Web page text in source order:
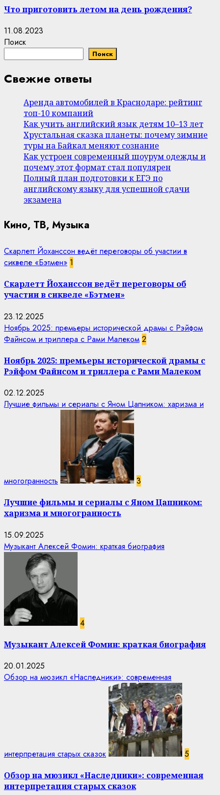
Что приготовить летом на день рождения?
11.08.2023
Поиск
Поиск
Свежие ответы
Аренда автомобилей в Краснодаре: рейтинг
топ-10 компаний
Как учить английский язык детям 10–13 лет
Хрустальная сказка планеты: почему зимние
туры на Байкал меняют сознание
Как устроен современный шоурум одежды и
почему этот формат стал популярен
Полный план подготовки к ЕГЭ по
английскому языку для успешной сдачи
экзамена
Кино, ТВ, Музыка
Скарлетт Йоханссон ведёт переговоры об участии в
сиквеле «Бэтмен» 1
Скарлетт Йоханссон ведёт переговоры об
участии в сиквеле «Бэтмен»
23.12.2025
Ноябрь 2025: премьеры исторической драмы с Рэйфом
Файнсом и триллера с Рами Малеком 2
Ноябрь 2025: премьеры исторической драмы с
Рэйфом Файнсом и триллера с Рами Малеком
02.12.2025
Лучшие фильмы и сериалы с Яном Цапником: харизма и
многогранность 3
Лучшие фильмы и сериалы с Яном Цапником:
харизма и многогранность
15.09.2025
Музыкант Алексей Фомин: краткая биография
4
Музыкант Алексей Фомин: краткая биография
20.01.2025
Обзор на мюзикл «Наследники»: современная
интерпретация старых сказок 5
Обзор на мюзикл «Наследники»: современная
интерпретация старых сказок